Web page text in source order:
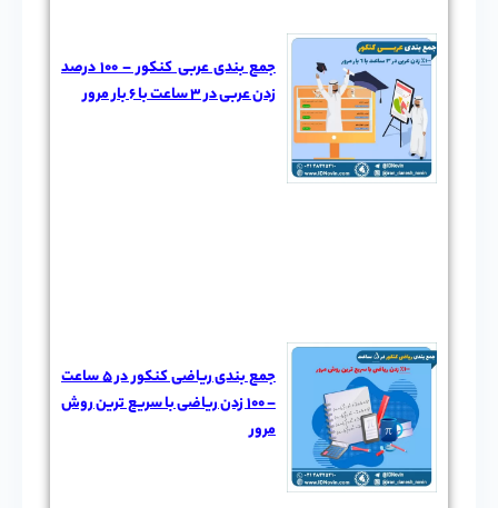
جمع بندی عربی کنکور – 100 درصد
زدن عربی در 3 ساعت با 6 بار مرور
جمع بندی ریاضی کنکور در 5 ساعت
– 100 زدن ریاضی با سریع ترین روش
مرور